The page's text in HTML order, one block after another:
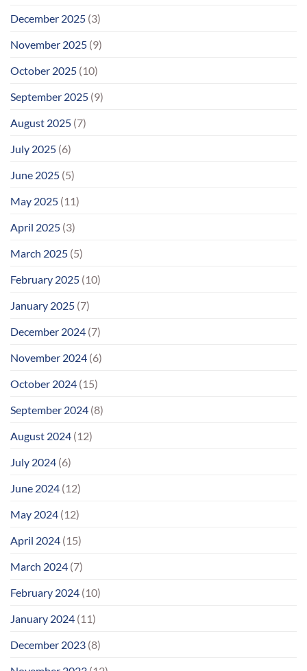
December 2025 (3)
November 2025 (9)
October 2025 (10)
September 2025 (9)
August 2025 (7)
July 2025 (6)
June 2025 (5)
May 2025 (11)
April 2025 (3)
March 2025 (5)
February 2025 (10)
January 2025 (7)
December 2024 (7)
November 2024 (6)
October 2024 (15)
September 2024 (8)
August 2024 (12)
July 2024 (6)
June 2024 (12)
May 2024 (12)
April 2024 (15)
March 2024 (7)
February 2024 (10)
January 2024 (11)
December 2023 (8)